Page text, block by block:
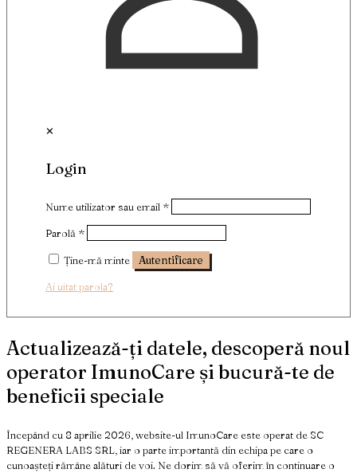
✕
Login
Nume utilizator sau email *
Parolă *
Ține-mă minte Autentificare
Ai uitat parola?
Actualizează-ți datele, descoperă noul
operator ImunoCare și bucură-te de
beneficii speciale
Începând cu 8 aprilie 2026, website-ul ImunoCare este operat de SC
REGENERA LABS SRL, iar o parte importantă din echipa pe care o
cunoașteți rămâne alături de voi. Ne dorim să vă oferim în continuare o